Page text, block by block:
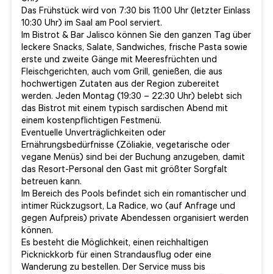
Das Frühstück wird von 7:30 bis 11:00 Uhr (letzter Einlass
10:30 Uhr) im Saal am Pool serviert.
Im Bistrot & Bar Jalisco können Sie den ganzen Tag über
leckere Snacks, Salate, Sandwiches, frische Pasta sowie
erste und zweite Gänge mit Meeresfrüchten und
Fleischgerichten, auch vom Grill, genießen, die aus
hochwertigen Zutaten aus der Region zubereitet
werden. Jeden Montag (19:30 – 22:30 Uhr) belebt sich
das Bistrot mit einem typisch sardischen Abend mit
einem kostenpflichtigen Festmenü.
Eventuelle Unverträglichkeiten oder
Ernährungsbedürfnisse (Zöliakie, vegetarische oder
vegane Menüs) sind bei der Buchung anzugeben, damit
das Resort-Personal den Gast mit größter Sorgfalt
betreuen kann.
Im Bereich des Pools befindet sich ein romantischer und
intimer Rückzugsort, La Radice, wo (auf Anfrage und
gegen Aufpreis) private Abendessen organisiert werden
können.
Es besteht die Möglichkeit, einen reichhaltigen
Picknickkorb für einen Strandausflug oder eine
Wanderung zu bestellen. Der Service muss bis